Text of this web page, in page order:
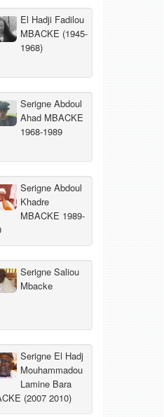
El Hadji Fadilou
MBACKE (1945-
1968)
Serigne Abdoul
Ahad MBACKE
1968-1989
Serigne Abdoul
Khadre
MBACKE 1989-
Serigne Saliou
Mbacke
Serigne El Hadj
Mouhammadou
Lamine Bara
(2007 2010)